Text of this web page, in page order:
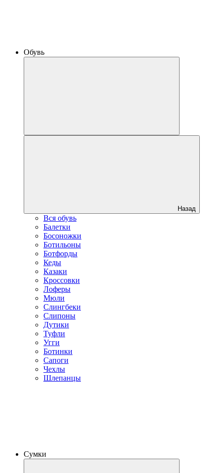
Обувь
Назад
Вся обувь
Балетки
Босоножки
Ботильоны
Ботфорды
Кеды
Казаки
Кроссовки
Лоферы
Мюли
Слингбеки
Слипоны
Дутики
Туфли
Угги
Ботинки
Сапоги
Чехлы
Шлепанцы
Сумки